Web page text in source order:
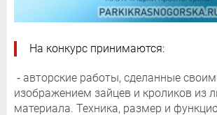
На конкурс принимаются:
⁃ авторские работы, сделанные
изображением зайцев и кроликов из
материала. Техника, размер и